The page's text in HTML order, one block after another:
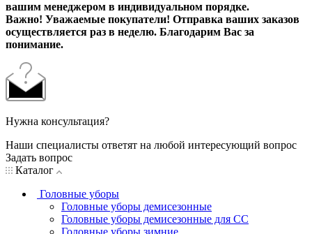
вашим менеджером в индивидуальном порядке.
Важно! Уважаемые покупатели! Отправка ваших заказов
осуществляется раз в неделю. Благодарим Вас за
понимание.
Нужна консультация?
Наши специалисты ответят на любой интересующий вопрос
Задать вопрос
Каталог
Головные уборы
Головные уборы демисезонные
Головные уборы демисезонные для СС